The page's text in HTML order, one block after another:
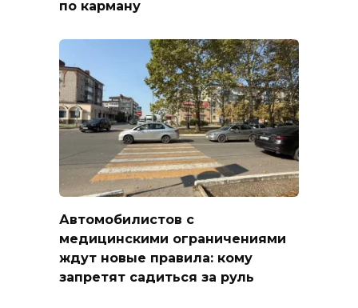
по карману
Автомобилистов с
медицинскими ограничениями
ждут новые правила: кому
запретят садиться за руль